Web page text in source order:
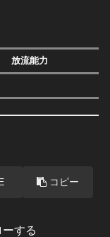
放流能力
コピー
する